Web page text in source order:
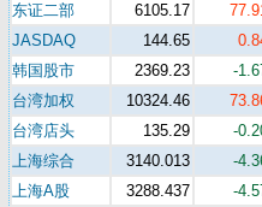
东证二部
6105.17
JASDAQ
144.65
韩国股市
2369.23 -
台湾加权
10324.46
台湾店头
135.29 -
上海综合
3140.013 -
上海A股
3288.437 -